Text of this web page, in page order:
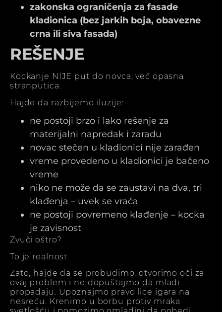
zakonska ograničenja za fasade
kladionica (bez jarkih boja, obavezne
crna ili siva fasada)
REŠENJE
Kockanje NIJE put do novca, već opasna
stranputica.
Hajde da razbijemo iluzije:
ne postoji brzo i lako rešenje za
materijalni napredak i zaradu
novac stečen u kladionici nije zarađen
vreme provedeno u kladionici je bačeno
vreme
niko ne može da se zaustavi na dva, tri
klađenja – uvek se vraća
ne postoji povremeno klađenje – kocka
je zavisnost
Zvuči oštro?
To je realnost.
Zato, hajde da se probudimo: otvorimo oči za
ovaj problem i ne dopuštajmo da mladi
propadaju. Upoznajmo pravo lice igara na
nesreću. Krenimo u borbu protiv mraka